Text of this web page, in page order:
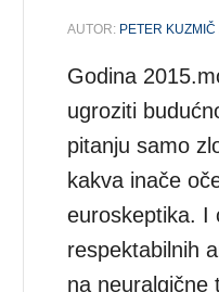
AUTOR: PETER KUZMIČ
Godina
ugroziti
pitanju samo
kakva inače
euroskeptika. I
respektabilnih
na neuralgične